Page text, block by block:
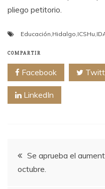
pliego petitorio.
Educación Hidalgo ICSHu
COMPARTIR
Facebook
LinkedIn
Navegación
de
Se aprueba el
octubre.